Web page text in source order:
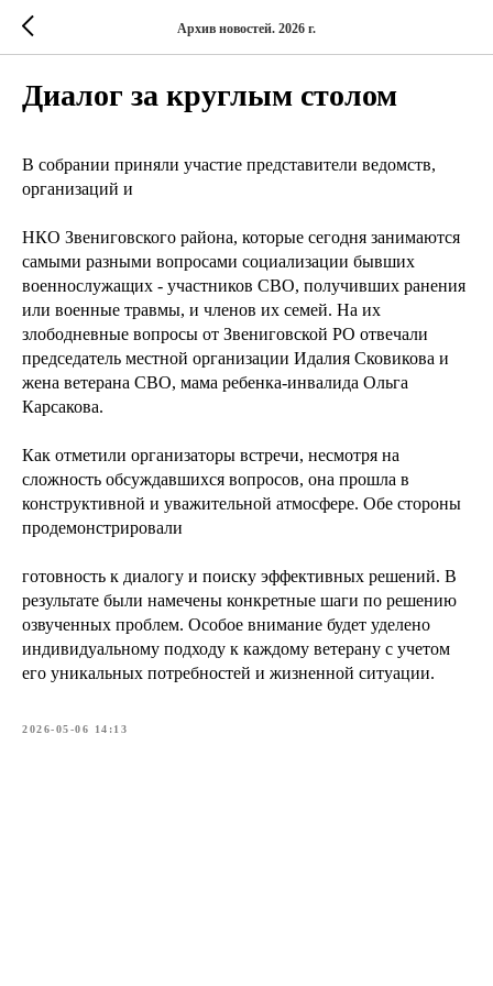
Архив новостей. 2026 г.
Диалог за круглым столом
В собрании приняли участие представители ведомств,
организаций и
НКО Звениговского района, которые сегодня занимаются
самыми разными вопросами социализации бывших
военнослужащих - участников СВО, получивших ранения
или военные травмы, и членов их семей. На их
злободневные вопросы от Звениговской РО отвечали
председатель местной организации Идалия Сковикова и
жена ветерана СВО, мама ребенка-инвалида Ольга
Карсакова.
Как отметили организаторы встречи, несмотря на
сложность обсуждавшихся вопросов, она прошла в
конструктивной и уважительной атмосфере. Обе стороны
продемонстрировали
готовность к диалогу и поиску эффективных решений. В
результате были намечены конкретные шаги по решению
озвученных проблем. Особое внимание будет уделено
индивидуальному подходу к каждому ветерану с учетом
его уникальных потребностей и жизненной ситуации.
2026-05-06 14:13